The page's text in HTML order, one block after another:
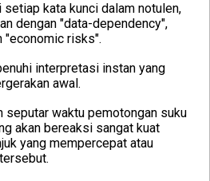
setiap kata kunci dalam notulen,
dengan "data-dependency",
"economic risks".
interpretasi instan yang
awal.
seputar waktu pemotongan suku
akan bereaksi sangat kuat
yang mempercepat atau